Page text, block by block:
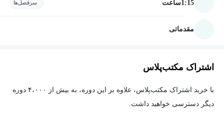
1:15ساعت سرفصل‌ها
مقدماتی
اشتراک مکتب‌پلاس
با خرید اشتراک مکتب‌پلاس، علاوه بر این دوره، به بیش از ۴،۰۰۰ دوره
دیگر دسترسی خواهید داشت.